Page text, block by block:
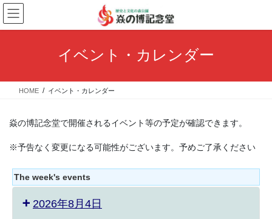
コ
ン
テ
ス
ナ
ビ
ゲ
ン
イベント・カレンダー
HOME イベント・カレンダー
焱の博記念堂で開催されるイベント等の予定が確認できます。
※予告なく変更になる可能性がございます。予めご了承ください
The week's events
2026年8月4日